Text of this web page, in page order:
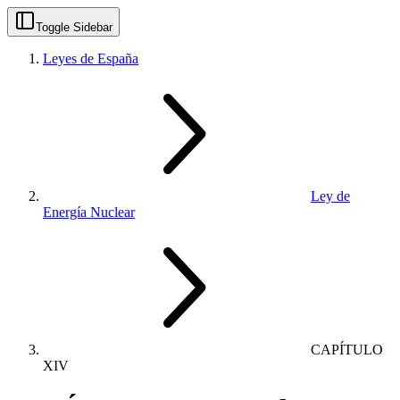
Toggle Sidebar
Leyes de España
Ley de
Energía Nuclear
CAPÍTULO
XIV